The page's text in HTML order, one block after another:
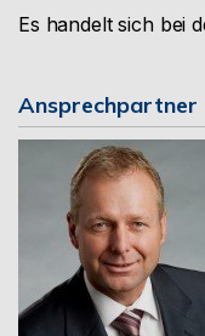
Es handelt sich bei
Ansprechpartner